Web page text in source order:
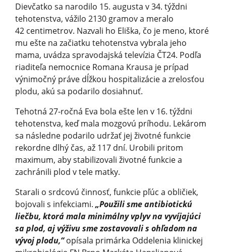
Dievčatko sa narodilo 15. augusta v 34. týždni
tehotenstva, vážilo 2130 gramov a meralo
42 centimetrov. Nazvali ho Eliška, čo je meno, ktoré
mu ešte na začiatku tehotenstva vybrala jeho
mama, uvádza spravodajská televízia ČT24. Podľa
riaditeľa nemocnice Romana Krausa je prípad
výnimočný práve dĺžkou hospitalizácie a zrelosťou
plodu, akú sa podarilo dosiahnuť.
Tehotná 27-ročná Eva bola ešte len v 16. týždni
tehotenstva, keď mala mozgovú príhodu. Lekárom
sa následne podarilo udržať jej životné funkcie
rekordne dlhý čas, až 117 dní. Urobili pritom
maximum, aby stabilizovali životné funkcie a
zachránili plod v tele matky.
Starali o srdcovú činnosť, funkcie pľúc a obličiek,
bojovali s infekciami. „Použili sme antibiotickú
liečbu, ktorá mala minimálny vplyv na vyvíjajúci
sa plod, aj výživu sme zostavovali s ohľadom na
vývoj plodu,“opísala primárka Oddelenia klinickej